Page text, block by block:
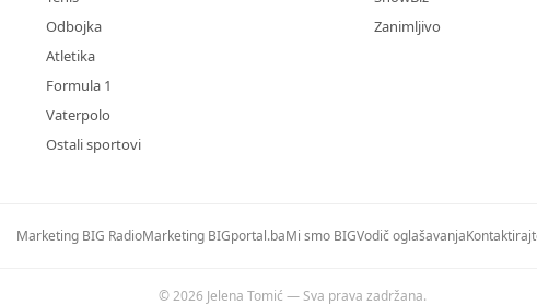
Odbojka
Atletika
Formula 1
Vaterpolo
Ostali sportovi
Zanimljivo
Marketing BIG RadioMarketing BIGportal.baMi smo BIGVodič oglašavanja
© 2026 Jelena Tomić — Sva prava zadržana.